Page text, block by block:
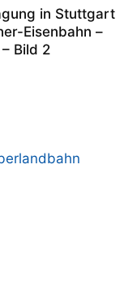
in Stuttgart
Eisenbahn –
Bild 2